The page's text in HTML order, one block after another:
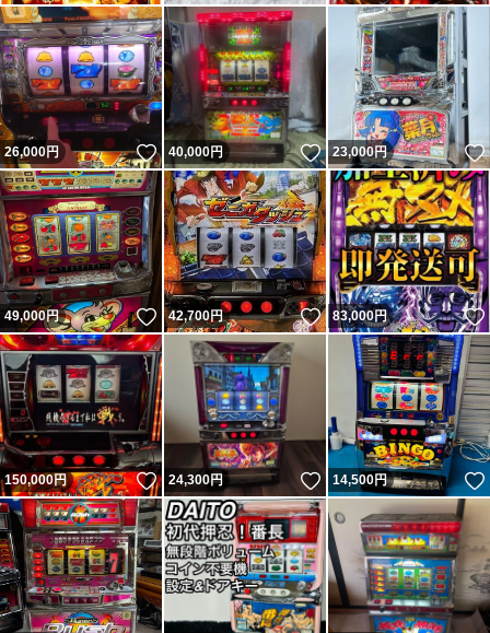
26,000円 いいね！
40,000円 いいね！
23,000円
49,000円 いいね！
42,700円 いいね！
83,000円
150,000円 いいね！
24,300円 いいね！
14,500円